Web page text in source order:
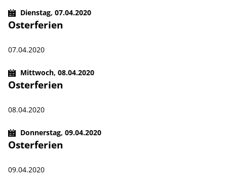
Dienstag,07.04.2020
Osterferien
07.04.2020
Mittwoch,08.04.2020
Osterferien
08.04.2020
Donnerstag,09.04.2020
Osterferien
09.04.2020